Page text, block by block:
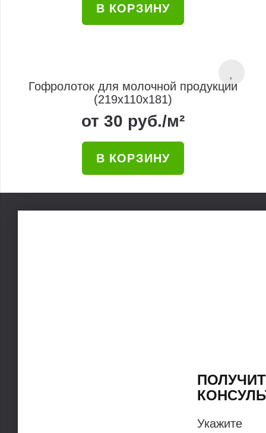
В КОРЗИНУ
Гофролоток для молочной продукции
(219x110x181)
от 30 руб./м²
В КОРЗИНУ
Укажите